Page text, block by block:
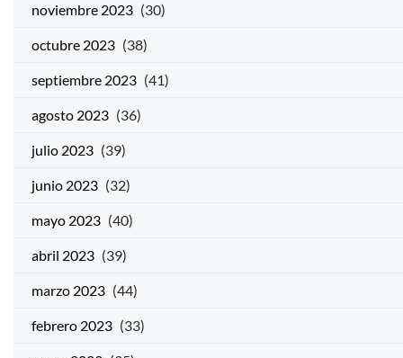
noviembre 2023 (30)
octubre 2023 (38)
septiembre 2023 (41)
agosto 2023 (36)
julio 2023 (39)
junio 2023 (32)
mayo 2023 (40)
abril 2023 (39)
marzo 2023 (44)
febrero 2023 (33)